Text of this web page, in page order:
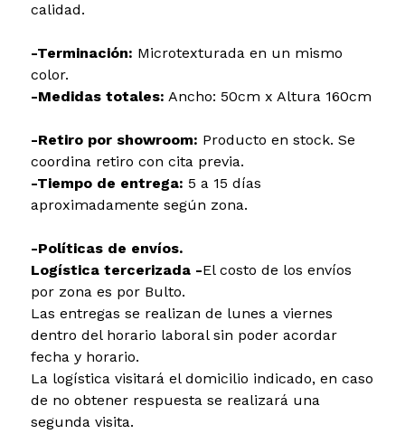
calidad.
-Terminación: Microtexturada en un mismo
color.
-Medidas totales: Ancho: 50cm x Altura 160cm
-Retiro por showroom: Producto en stock. Se
coordina retiro con cita previa.
-Tiempo de entrega: 5 a 15 días
aproximadamente según zona.
-Políticas de envíos.
Logística tercerizada -El costo de los envíos
por zona es por Bulto.
Las entregas se realizan de lunes a viernes
dentro del horario laboral sin poder acordar
fecha y horario.
La logística visitará el domicilio indicado, en caso
de no obtener respuesta se realizará una
segunda visita.